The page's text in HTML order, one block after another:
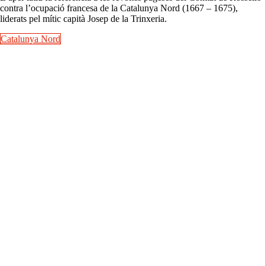
contra l’ocupació francesa de la Catalunya Nord (1667 – 1675),
liderats pel mític capità Josep de la Trinxeria.
Catalunya Nord